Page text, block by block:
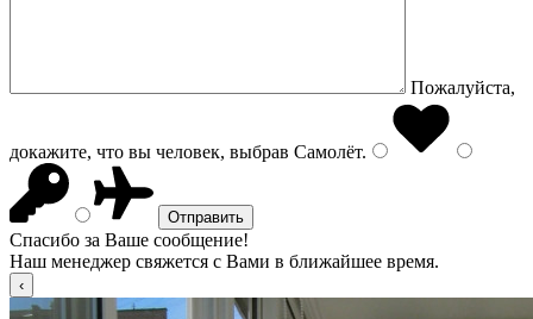
Пожалуйста,
докажите, что вы человек, выбрав Самолёт.
Спасибо за Ваше сообщение!
Наш менеджер свяжется с Вами в ближайшее время.